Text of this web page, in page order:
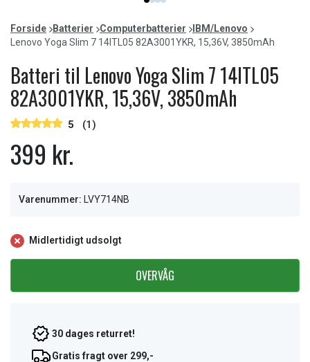
item
0
item
1
item
2
item
3
of
4
Forside Batterier Computerbatterier
IBM/Lenovo
Lenovo Yoga Slim 7 14ITL05 82A3001YKR, 15,36V, 3850mAh
Batteri til Lenovo Yoga Slim 7 14ITL05
82A3001YKR, 15,36V, 3850mAh
5 (1)
399 kr.
Varenummer: LVY714NB
Midlertidigt udsolgt
OVERVÅG
30 dages returret!
Gratis fragt over 299,-